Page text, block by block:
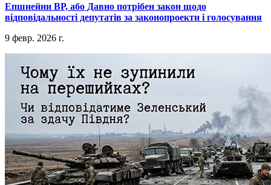
​Епшнейни ВР, або Давно потрібен закон щодо
відповідальності депутатів за законопроекти і голосування
9 февр. 2026 г.